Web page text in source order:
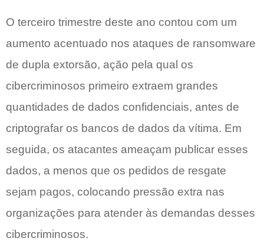
O terceiro trimestre deste ano contou com um
aumento acentuado nos ataques de ransomware
de dupla extorsão, ação pela qual os
cibercriminosos primeiro extraem grandes
quantidades de dados confidenciais, antes de
criptografar os bancos de dados da vítima. Em
seguida, os atacantes ameaçam publicar esses
dados, a menos que os pedidos de resgate
sejam pagos, colocando pressão extra nas
organizações para atender às demandas desses
cibercriminosos.